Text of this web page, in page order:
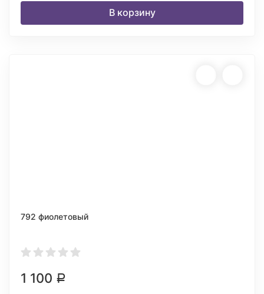
В корзину
792 фиолетовый
1 100 Р